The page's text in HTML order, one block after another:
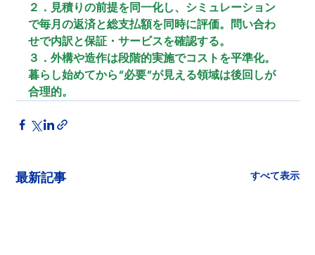
２．見積りの前提を同一化し、シミュレーション
で毎月の返済と総支払額を同時に評価。問い合わ
せで内訳と保証・サービスを確認する。
３．外構や造作は段階的実施でコストを平準化。
暮らし始めてから“必要”が見える領域は後回しが
合理的。
最新記事 すべて表示